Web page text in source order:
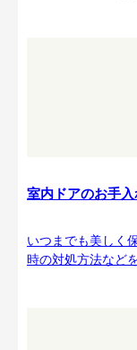
室内ドアのお手
いつまでも美しく
時の対処方法など